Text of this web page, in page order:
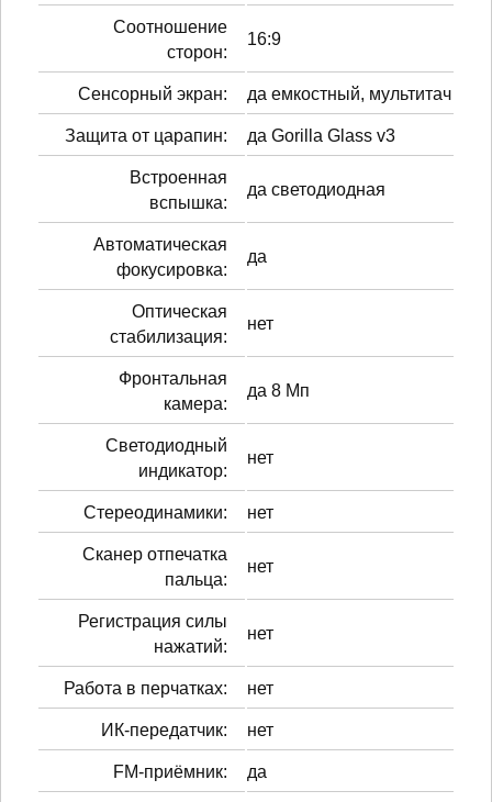
Соотношение
сторон:
16:9
Сенсорный экран: да емкостный, мультитач
Защита от царапин: да Gorilla Glass v3
Встроенная
вспышка:
да светодиодная
Автоматическая
фокусировка:
да
Оптическая
стабилизация:
нет
Фронтальная
камера:
да 8 Мп
Светодиодный
индикатор:
нет
Стереодинамики: нет
Сканер отпечатка
пальца:
нет
Регистрация силы
нажатий:
нет
Работа в перчатках: нет
ИК-передатчик: нет
FM-приёмник: да